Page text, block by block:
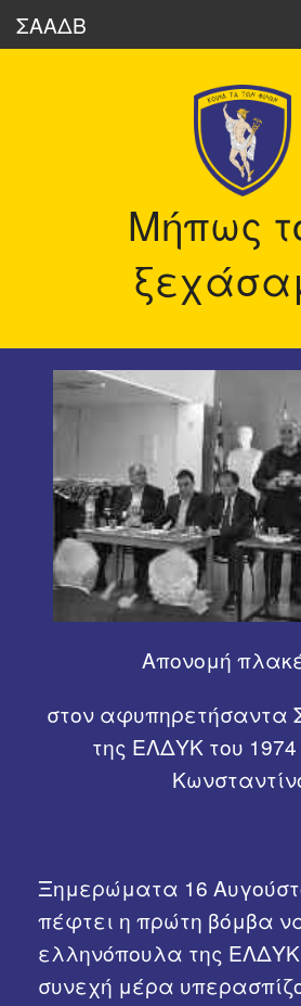
ΣΑΑΔΒ
Ηχώ των Διαβιβάσεων
Οι Διαβιβάσεις Σήμερα
Ιστορικά Στοιχεία
Δημοσιεύσεις Μελών μας
Διάφορα
Χρήσιμα Links
Μήπως
Απονομή
στον αφυπηρετήσαντα
της ΕΛΔΥΚ του
Ξημερώματα 16
πέφτει η πρώτη βόμβα
ελληνόπουλα της ΕΛΔΥΚ
συνεχή μέρα